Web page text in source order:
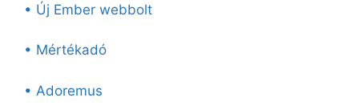
• Új Ember webbolt
• Mértékadó
• Adoremus